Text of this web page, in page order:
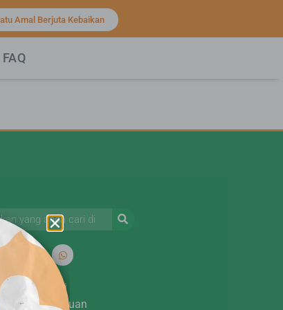
Amal Berjuta Kebaikan
FAQ
Privasi
dan ketentuan